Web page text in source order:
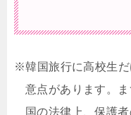
※韓国旅行に高校生
意点があります。
国の法律上、保護